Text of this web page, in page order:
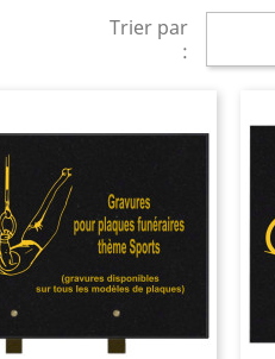
Trier par
: